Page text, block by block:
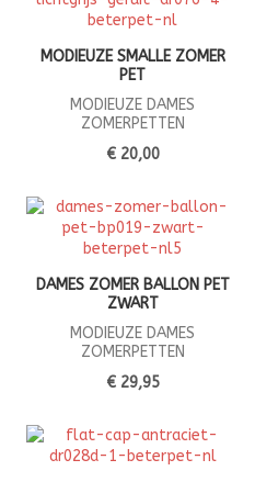
MODIEUZE SMALLE ZOMER
PET
MODIEUZE DAMES
ZOMERPETTEN
€ 20,00
DAMES ZOMER BALLON PET
ZWART
MODIEUZE DAMES
ZOMERPETTEN
€ 29,95